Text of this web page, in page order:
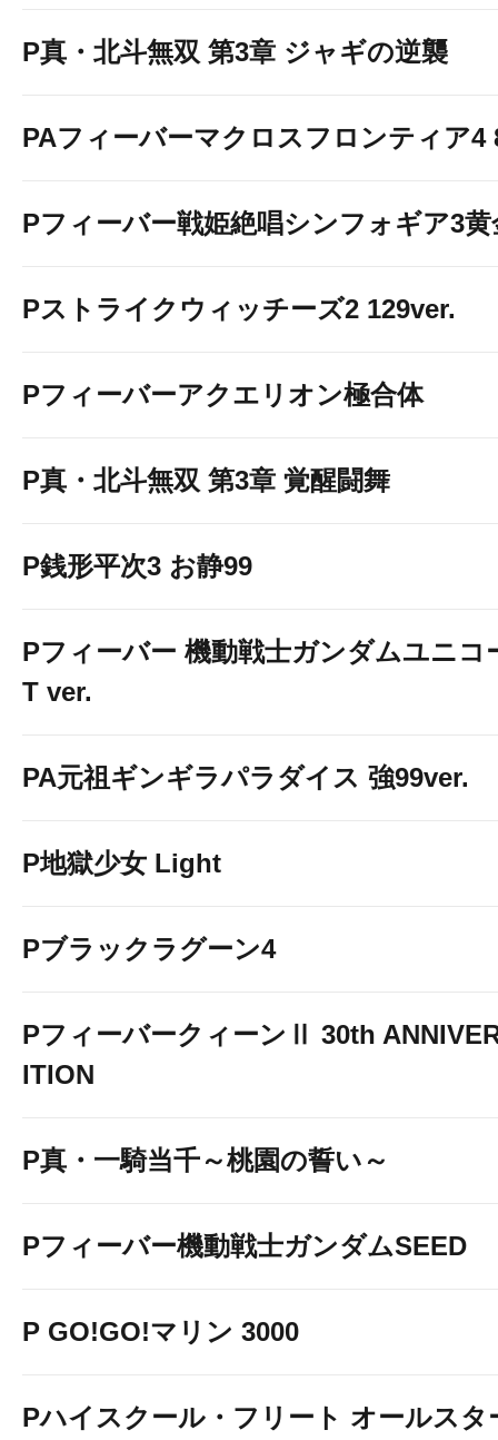
P真・北斗無双 第3章 ジャギの逆襲
PAフィーバーマクロスフロンティア4
Pフィーバー戦姫絶唱シンフォギア3黄
Pストライクウィッチーズ2 129ver.
Pフィーバーアクエリオン極合体
P真・北斗無双 第3章 覚醒闘舞
P銭形平次3 お静99
Pフィーバー 機動戦士ガンダムユニコ
T ver.
PA元祖ギンギラパラダイス 強99ver.
P地獄少女 Light
Pブラックラグーン4
PフィーバークィーンⅡ 30th
ITION
P真・一騎当千～桃園の誓い～
Pフィーバー機動戦士ガンダムSEED
P GO!GO!マリン 3000
Pハイスクール・フリート オールスタ